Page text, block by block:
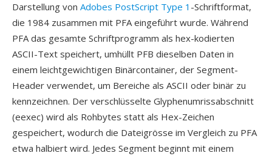
Darstellung von Adobes PostScript Type 1 -Schriftformat,
die 1984 zusammen mit PFA eingeführt wurde. Während
PFA das gesamte Schriftprogramm als hex-kodierten
ASCII-Text speichert, umhüllt PFB dieselben Daten in
einem leichtgewichtigen Binärcontainer, der Segment-
Header verwendet, um Bereiche als ASCII oder binär zu
kennzeichnen. Der verschlüsselte Glyphenumrissabschnitt
(eexec) wird als Rohbytes statt als Hex-Zeichen
gespeichert, wodurch die Dateigrösse im Vergleich zu PFA
etwa halbiert wird. Jedes Segment beginnt mit einem